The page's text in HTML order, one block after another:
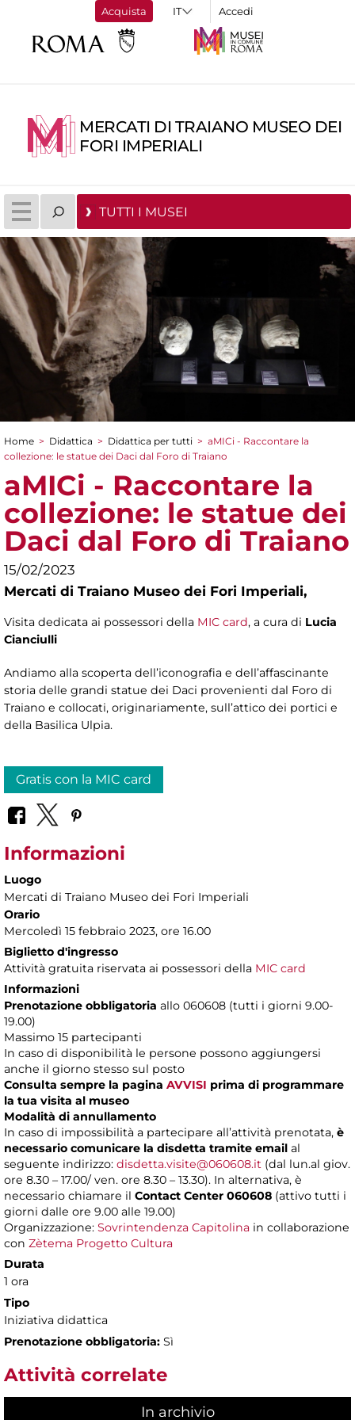
Acquista Accedi
MERCATI DI TRAIANO MUSEO DEI
FORI IMPERIALI
TUTTI I MUSEI
Tu sei qui
Home > Didattica > Didattica per tutti > aMICi - Raccontare la
collezione: le statue dei Daci dal Foro di Traiano
aMICi - Raccontare la
collezione: le statue dei
Daci dal Foro di Traiano
15/02/2023
Mercati di Traiano Museo dei Fori Imperiali,
Visita dedicata ai possessori della MIC card, a cura di Lucia
Cianciulli
Andiamo alla scoperta dell’iconografia e dell’affascinante
storia delle grandi statue dei Daci provenienti dal Foro di
Traiano e collocati, originariamente, sull’attico dei portici e
della Basilica Ulpia.
Gratis con la MIC card
Informazioni
Luogo
Mercati di Traiano Museo dei Fori Imperiali
Orario
Mercoledì 15 febbraio 2023, ore 16.00
Biglietto d'ingresso
Attività gratuita riservata ai possessori della MIC card
Informazioni
Prenotazione obbligatoria allo 060608 (tutti i giorni 9.00-
19.00)
Massimo 15 partecipanti
In caso di disponibilità le persone possono aggiungersi
anche il giorno stesso sul posto
Consulta sempre la pagina AVVISI prima di programmare
la tua visita al museo
Modalità di annullamento
In caso di impossibilità a partecipare all’attività prenotata, è
necessario comunicare la disdetta tramite email al
seguente indirizzo: disdetta.visite@060608.it (dal lun.al giov.
ore 8.30 – 17.00/ ven. ore 8.30 – 13.30). In alternativa, è
necessario chiamare il Contact Center 060608 (attivo tutti i
giorni dalle ore 9.00 alle 19.00)
Organizzazione: Sovrintendenza Capitolina in collaborazione
con Zètema Progetto Cultura
Durata
1 ora
Tipo
Iniziativa didattica
Prenotazione obbligatoria: Sì
Attività correlate
In archivio